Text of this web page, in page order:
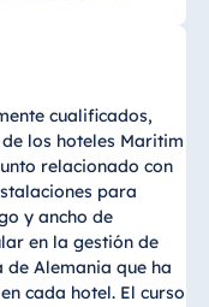
cualificados,
los hoteles Maritim
relacionado con
para
y ancho de
en la gestión de
de Alemania que ha
cada hotel. El curso